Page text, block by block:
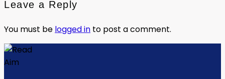
Leave a Reply
You must be logged in to post a comment.